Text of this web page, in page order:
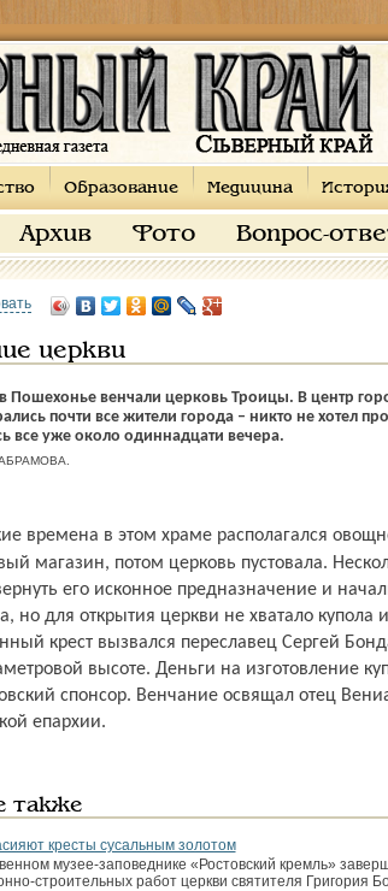
Образование Медицина
Архив Фото Вопрос-
церкви
Пошехонье венчали церковь Троицы. В центр
почти все жители города – ни­кто не хотел
все уже около одиннадцати вечера.
магазин, потом церковь пустовала.
его исконное предназначение и
но для открытия церкви не хватало купола
крест вызвался переславец Сергей
высоте. Деньги на изготовление
спонсор. Венчание освящал отец
епархии.
также
кресты сусальным золотом
музее-заповеднике «Ростовский кремль»
строительных работ церкви святителя Григория